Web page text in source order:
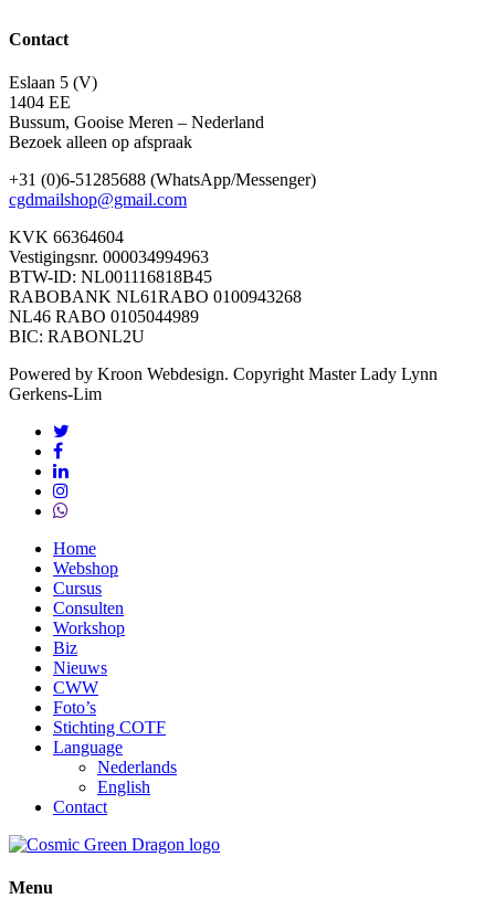
Contact
Eslaan 5 (V)
1404 EE
Bussum, Gooise Meren – Nederland
Bezoek alleen op afspraak
+31 (0)6-51285688 (WhatsApp/Messenger)
cgdmailshop@gmail.com
KVK 66364604
Vestigingsnr. 000034994963
BTW-ID: NL001116818B45
RABOBANK NL61RABO 0100943268
NL46 RABO 0105044989
BIC: RABONL2U
Powered by Kroon Webdesign. Copyright Master Lady Lynn
Gerkens-Lim
twitter
facebook
linkedin
instagram
whatsapp
Close
Menu
Home
Webshop
Cursus
Consulten
Workshop
Biz
Nieuws
CWW
Foto’s
Stichting COTF
Language
Nederlands
English
Contact
Menu